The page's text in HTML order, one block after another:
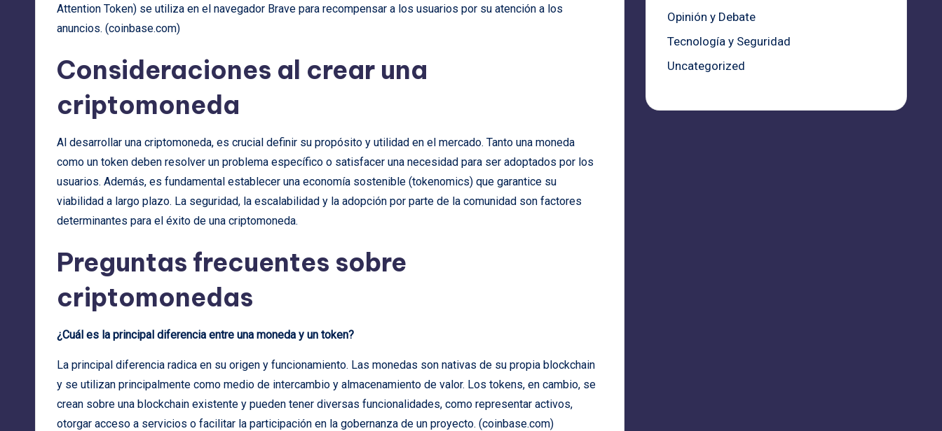
Attention Token) se utiliza en el navegador Brave para recompensar a los usuarios por su atención a los
anuncios. (coinbase.com)
Consideraciones al crear una
criptomoneda
Al desarrollar una criptomoneda, es crucial definir su propósito y utilidad en el mercado. Tanto una moneda
como un token deben resolver un problema específico o satisfacer una necesidad para ser adoptados por los
usuarios. Además, es fundamental establecer una economía sostenible (tokenomics) que garantice su
viabilidad a largo plazo. La seguridad, la escalabilidad y la adopción por parte de la comunidad son factores
determinantes para el éxito de una criptomoneda.
Preguntas frecuentes sobre
criptomonedas
¿Cuál es la principal diferencia entre una moneda y un token?
La principal diferencia radica en su origen y funcionamiento. Las monedas son nativas de su propia blockchain
y se utilizan principalmente como medio de intercambio y almacenamiento de valor. Los tokens, en cambio, se
crean sobre una blockchain existente y pueden tener diversas funcionalidades, como representar activos,
otorgar acceso a servicios o facilitar la participación en la gobernanza de un proyecto. (coinbase.com)
Opinión y Debate
Tecnología y Seguridad
Uncategorized